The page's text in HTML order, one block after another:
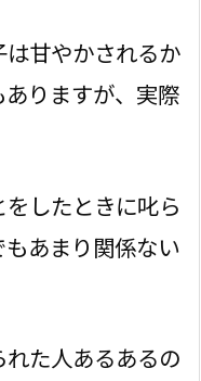
甘やかされるか
りますが、実際
したときに叱ら
あまり関係ない
た人あるあるの